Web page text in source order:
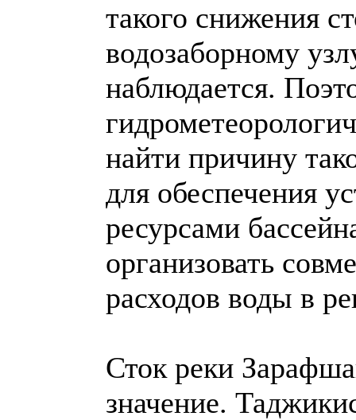
такого снижения
водозаборному
наблюдается.
найти причину
для обеспечения
ресурсами
организовать
расходов воды в
Сток реки
значение.